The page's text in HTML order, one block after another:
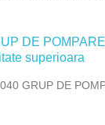
GRUP DE